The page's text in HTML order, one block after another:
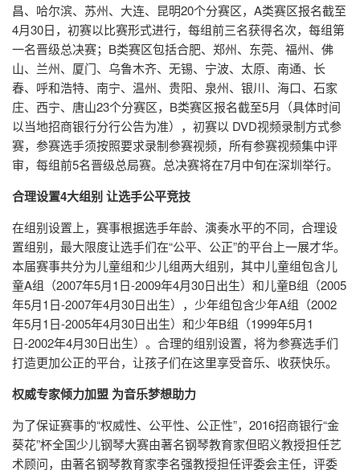
昌、哈尔滨、苏州、大连、昆明20个分赛区，A类赛区报名截至
4月30日，初赛以比赛形式进行，每组前三名获得名次，每组第
一名晋级总决赛；B类赛区包括合肥、郑州、东莞、福州、佛
山、兰州、厦门、乌鲁木齐、无锡、宁波、太原、南通、长
春、呼和浩特、南宁、温州、贵阳、泉州、银川、海口、石家
庄、西宁、唐山23个分赛区，B类赛区报名截至5月（具体时间
以当地招商银行分行公告为准），初赛以 DVD视频录制方式参
赛，参赛选手须按照要求录制参赛视频，所有参赛视频集中评
审，每组前5名晋级总局赛。总决赛将在7月中旬在深圳举行。
合理设置4大组别 让选手公平竞技
在组别设置上，赛事根据选手年龄、演奏水平的不同，合理设
置组别，最大限度让选手们在“公平、公正”的平台上一展才华。
本届赛事共分为儿童组和少儿组两大组别，其中儿童组包含儿
童A组（2007年5月1日-2009年4月30日出生）和儿童B组（2005
年5月1日-2007年4月30日出生），少年组包含少年A组（2002
年5月1日-2005年4月30日出生）和少年B组（1999年5月1
日-2002年4月30日出生）。合理的组别设置，将为参赛选手们
打造更加公正的平台，让孩子们在这里享受音乐、收获快乐。
权威专家倾力加盟 为音乐梦想助力
为了保证赛事的“权威性、公平性、公正性”，2016招商银行“金
葵花”杯全国少儿钢琴大赛由著名钢琴教育家但昭义教授担任艺
术顾问，由著名钢琴教育家李名强教授担任评委会主任，评委